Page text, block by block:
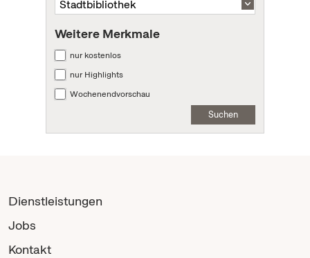
Weitere Merkmale
nur kostenlos
nur Highlights
Wochenendvorschau
Suchen
Dienstleistungen
Jobs
Kontakt